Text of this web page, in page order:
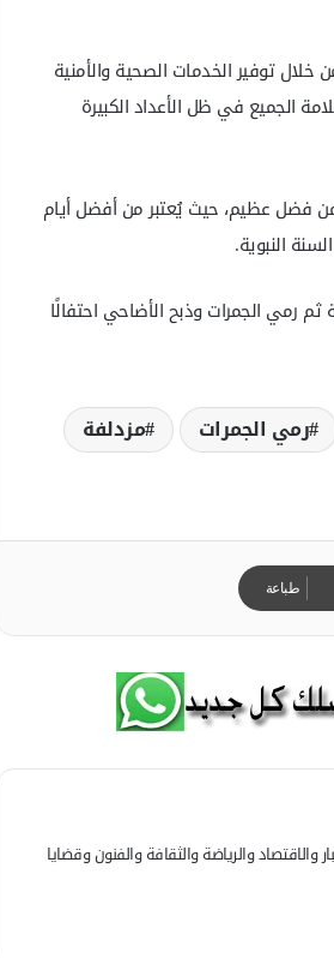
توفير الخدمات الصحية والأمنية
الجميع في ظل الأعداد الكبيرة
فضل عظيم، حيث يُعتبر من أفضل أيام
النبوية.
ثم رمي الجمرات وذبح الأضاحي احتفالًا
رمي الجمرات
مزدلفة
طباعة
والاقتصاد والرياضة والثقافة والفنون وقضايا